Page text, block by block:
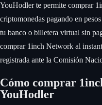
YouHodler te permite comprar
criptomonedas pagando en
tu banco o billetera virtual sin
comprar 1inch Network al
registrada ante la Comisión
Cómo comprar
YouHodler